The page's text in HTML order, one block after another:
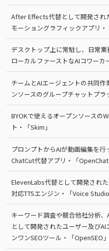
After Effects代替として開発され
モーショングラフィックアプリ・
デスクトップ上に常駐し、日常
ローカルファーストなAIコワーカ
チームとAIエージェントの共同
ンソースのグループチャットプラ
BYOKで使えるオープンソースの
ト・「Skim」
プロンプトからAIが動画編集を行
ChatCut代替アプリ・「
ElevenLabs代替として開発され
対応TTSエンジン・「Voice Studio
キーワード調査や競合他社分析
として開発されたユーザー及び
ンワンSEOツール・「OpenSEO」